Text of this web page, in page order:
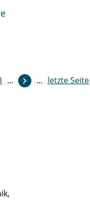
... ... letzte Seite